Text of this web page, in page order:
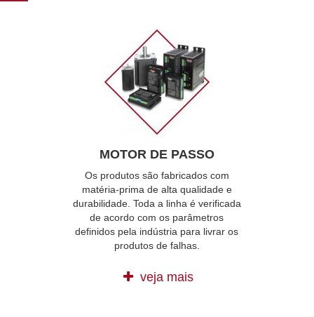
MOTOR DE PASSO
Os produtos são fabricados com
matéria-prima de alta qualidade e
durabilidade. Toda a linha é verificada
de acordo com os parâmetros
definidos pela indústria para livrar os
produtos de falhas.
veja mais